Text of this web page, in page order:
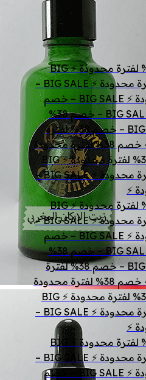
BIG SALE – خصم 38% لفترة محدودة ⚡ BIG
SALE – خصم 38% لفترة محدودة ⚡ BIG SALE –
خصم 38% لفترة محدودة ⚡ BIG SALE – خصم
38% لفترة محدودة ⚡ BIG SALE – خصم 38%
لفترة محدودة ⚡ BIG SALE – خصم 38% لفترة
محدودة ⚡ BIG SALE – خصم 38% لفترة محدودة
⚡ BIG SALE – خصم 38% لفترة محدودة ⚡ BIG
SALE – خصم 38% لفترة محدودة ⚡ BIG SALE –
BIG SALE – خصم 38% لفترة محدودة ⚡ BIG
SALE – خصم 38% لفترة محدودة ⚡ BIG SALE –
خصم 38% لفترة محدودة ⚡ BIG SALE – خصم
38% لفترة محدودة ⚡ BIG SALE – خصم 38%
لفترة محدودة ⚡ BIG SALE – خصم 38% لفترة
محدودة ⚡ BIG SALE – خصم 38% لفترة محدودة
⚡ BIG SALE – خصم 38% لفترة محدودة ⚡ BIG
SALE – خصم 38% لفترة محدودة ⚡ BIG SALE –
BIG SALE – خصم 38% لفترة محدودة ⚡ BIG
SALE – خصم 38% لفترة محدودة ⚡ BIG SALE –
خصم 38% لفترة محدودة ⚡ BIG SALE – خصم